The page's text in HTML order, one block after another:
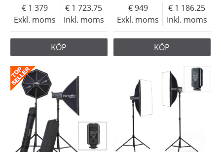
Exkl. moms
1 379
Inkl. moms
1 723.75
KÖP
Exkl. moms
949
Inkl. moms
1 186.25
KÖP